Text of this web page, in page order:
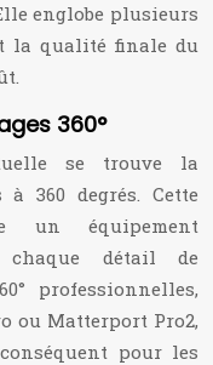
englobe plusieurs
la qualité finale du
360°
se trouve la
à 360 degrés. Cette
un équipement
détail de
professionnelles,
ou Matterport Pro2,
pour les